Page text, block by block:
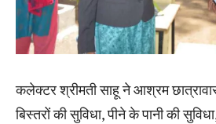
कलेक्टर श्रीमती साहू ने आश्रम
बिस्तरों की सुविधा, पीने के पानी की